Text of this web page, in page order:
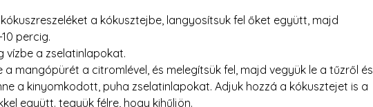
a kókusztejbe, langyosítsuk fel őket együtt, majd
percig.
vízbe a zselatinlapokat.
a mangópürét a citromlével, és melegítsük fel, majd vegyük le a tűzről és
a kinyomkodott, puha zselatinlapokat. Adjuk hozzá a kókusztejet is a
együtt. tegyük félre, hogy kihűljön.